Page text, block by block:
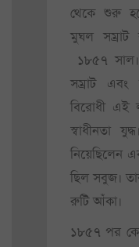
থেকে শুরু
মুঘল সম্রাট
১৮৫৭
সম্রাট এবং
বিরোধী এই
স্বাধীনতা
নিয়েছিলেন
ছিল সবুজ।
রুটি আঁকা।
১৮৫৭ পর